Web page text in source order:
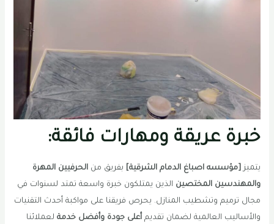
خبرة عريقة ومهارات فائقة:
يتميز [مؤسسه اصباغ الدمام الشرقية] بفريق منالحرفيين المهرة
والمهندسين المختصين الذين يمتلكون خبرة واسعة تمتد لسنوات في
مجال ترميم وتشطيب المنازل. يحرص فريقنا على مواكبة أحدث التقنيات
والأساليب العالمية لضمان تقديمأعلى جودة وأفضل خدمة لعملائنا